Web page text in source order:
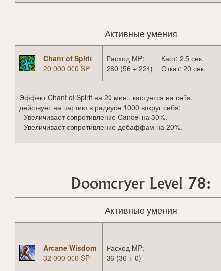
Активные умения
Chant of Spirit
20 000 000 SP
Расход MP:
280 (56 + 224)
Каст: 2.5 сек.
Откат: 20 сек.
Эффект Chant of Spirit на 20 мин., кастуется на себя,
действует на партию в радиусе 1000 вокруг себя:
- Увеличивает сопротивление Cancel на 30%.
- Увеличивает сопротивление дебаффам на 20%.
Doomcryer Level 78:
Активные умения
Arcane Wisdom
32 000 000 SP
Расход MP:
36 (36 + 0)